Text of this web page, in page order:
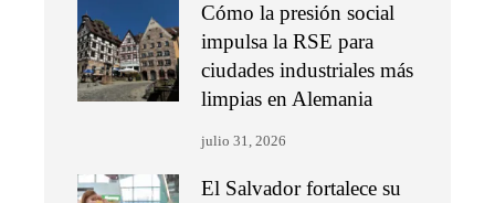
Cómo la presión social
impulsa la RSE para
ciudades industriales más
limpias en Alemania
julio 31, 2026
El Salvador fortalece su